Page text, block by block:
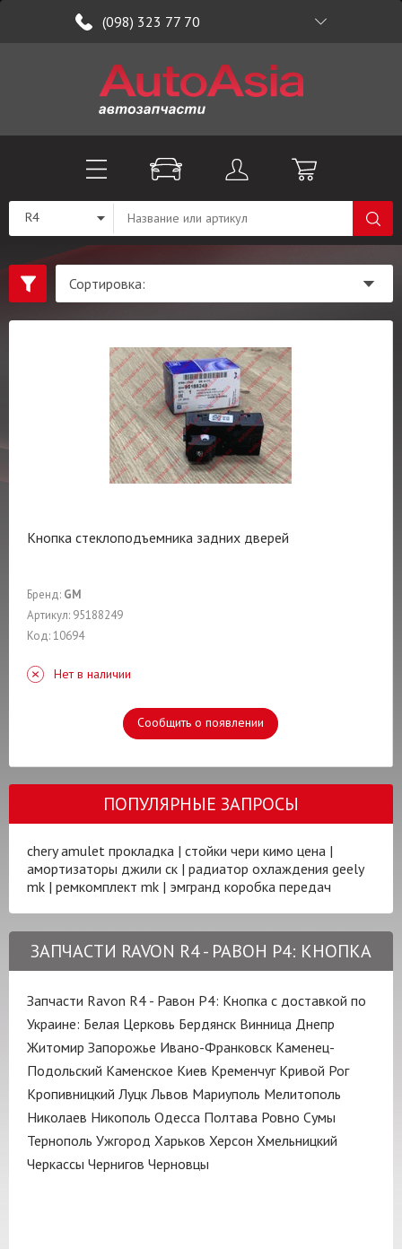
(098) 323 77 70
R4
Кнопка стеклоподъемника задних дверей
Бренд: GM
Артикул: 95188249
Код: 10694
Нет в наличии
Сообщить о появлении
ПОПУЛЯРНЫЕ ЗАПРОСЫ
chery amulet прокладка | стойки чери кимо цена |
амортизаторы джили ск | радиатор охлаждения geely
mk | ремкомплект mk | эмгранд коробка передач
ЗАПЧАСТИ RAVON R4 - РАВОН Р4: КНОПКА
Запчасти Ravon R4 - Равон Р4: Кнопка с доставкой по
Украине: Белая Церковь Бердянск Винница Днепр
Житомир Запорожье Ивано-Франковск Каменец-
Подольский Каменское Киев Кременчуг Кривой Рог
Кропивницкий Луцк Львов Мариуполь Мелитополь
Николаев Никополь Одесса Полтава Ровно Сумы
Тернополь Ужгород Харьков Херсон Хмельницкий
Черкассы Чернигов Черновцы